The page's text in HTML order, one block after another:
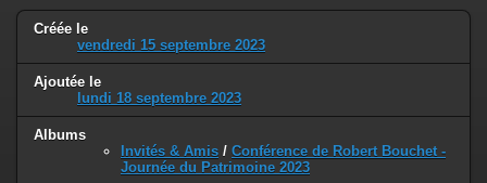
Créée le
vendredi 15 septembre 2023
Ajoutée le
lundi 18 septembre 2023
Albums
Invités & Amis / Conférence de Robert Bouchet -
Journée du Patrimoine 2023